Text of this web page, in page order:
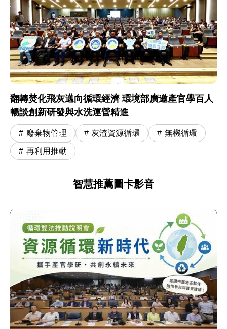
翻轉焚化飛灰邁向循環經濟 環境部廣邀產官學百人
暢談創新研發與水洗運營精進
廢棄物管理 灰渣資源循環 無機循環
再利用推動
智慧推薦圖卡影音